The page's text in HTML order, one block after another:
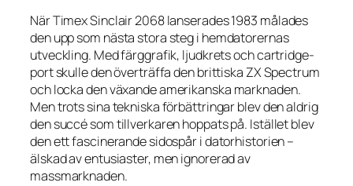
När Timex Sinclair 2068 lanserades 1983 målades
den upp som nästa stora steg i hemdatorernas
utveckling. Med färggrafik, ljudkrets och cartridge-
port skulle den överträffa den brittiska ZX Spectrum
och locka den växande amerikanska marknaden.
Men trots sina tekniska förbättringar blev den aldrig
den succé som tillverkaren hoppats på. Istället blev
den ett fascinerande sidospår i datorhistorien –
älskad av entusiaster, men ignorerad av
massmarknaden.